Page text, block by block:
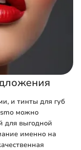
и тинты для губ
можно
для выгодной
именно на